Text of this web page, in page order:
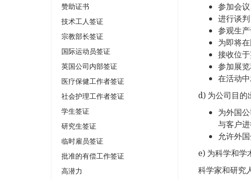
赞助证书
技术工人签证
宗教部长签证
国际运动员签证
英国公司内部签证
医疗保健工作者签证
社会护理工作者签证
学生签证
研究生签证
临时雇员签证
批准的有偿工作签证
高潜力
参加会
进行谈
参观生产
为即将
接收位
参加展
在活动
d) 为公司目的
为外国
与客户进
允许外
e) 为科学和学
科学家和研究